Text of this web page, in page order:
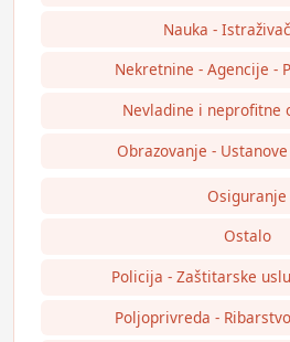
Nauka -
Nekretnine - Agencije -
Nevladine i neprofitne
Obrazovanje -
Osiguranje
Ostalo
Policija - Zaštitarske
Poljoprivreda -